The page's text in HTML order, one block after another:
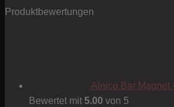
Produktbewertungen
Alnico Bar Magnet
Bewertet mit 5.00 von 5